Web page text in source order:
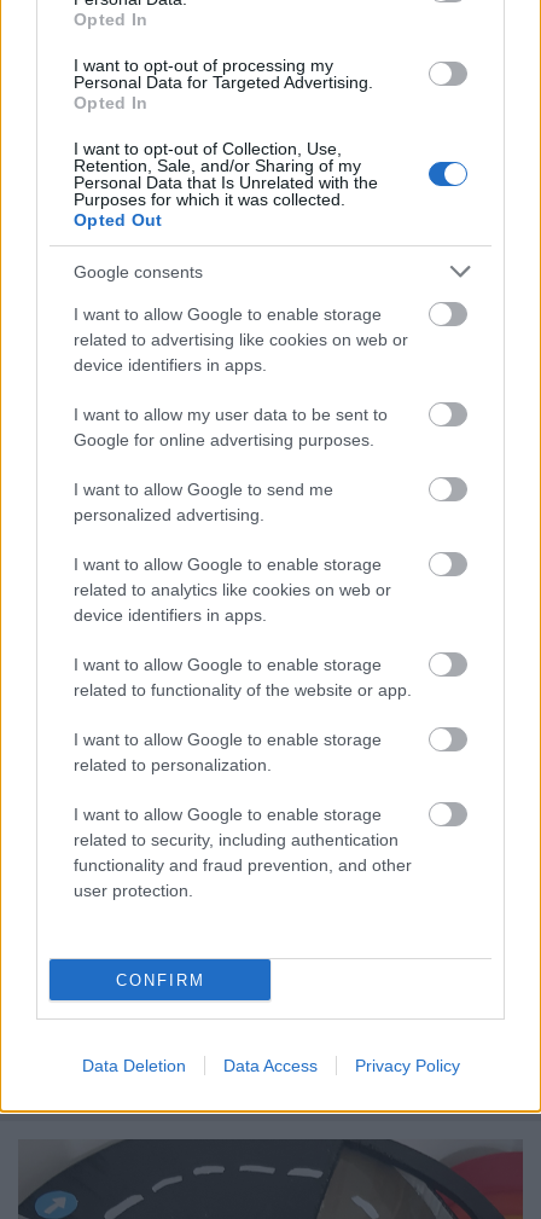
Opted In
I want to opt-out of processing my
Personal Data for Targeted Advertising.
Opted In
I want to opt-out of Collection, Use,
Retention, Sale, and/or Sharing of my
Personal Data that Is Unrelated with the
Purposes for which it was collected.
Opted Out
Google consents
I want to allow Google to enable storage
related to advertising like cookies on web or
device identifiers in apps.
I want to allow my user data to be sent to
Google for online advertising purposes.
I want to allow Google to send me
personalized advertising.
I want to allow Google to enable storage
related to analytics like cookies on web or
device identifiers in apps.
I want to allow Google to enable storage
related to functionality of the website or app.
I want to allow Google to enable storage
related to personalization.
I want to allow Google to enable storage
related to security, including authentication
functionality and fraud prevention, and other
user protection.
CONFIRM
Data Deletion Data Access Privacy Policy
Anyák napját követően a szülők többsége azonnal
fókuszt vált, és máris a gyereknap jár az eszében.
Ajándékötletek, családi programok ...
Beköltöztetjük a kiskertet a
gyerekszobába!
színesötletek_team •2022. március 19.
találkozhattatok régi hokedliből varázsolt
, kábeldobból készített ...